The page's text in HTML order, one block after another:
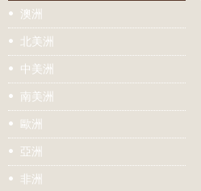
澳洲
北美洲
中美洲
南美洲
歐洲
亞洲
非洲